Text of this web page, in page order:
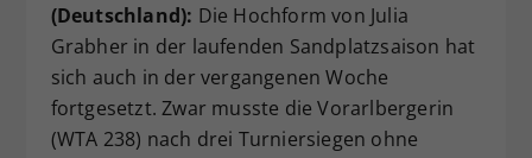
(Deutschland): Die Hochform von Julia
Grabher in der laufenden Sandplatzsaison hat
sich auch in der vergangenen Woche
fortgesetzt. Zwar musste die Vorarlbergerin
(WTA 238) nach drei Turniersiegen ohne